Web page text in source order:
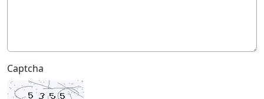
Captcha